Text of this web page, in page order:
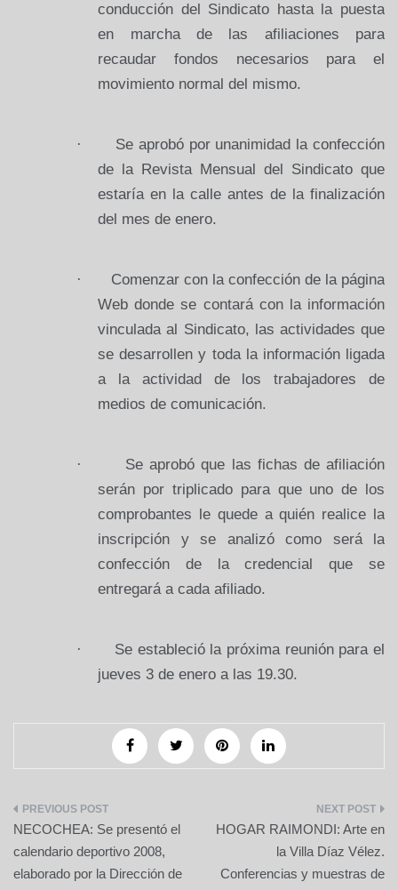
conducción del Sindicato hasta la puesta
en marcha de las afiliaciones para
recaudar fondos necesarios para el
movimiento normal del mismo.
·
Se aprobó por unanimidad la confección
de la RevistaMensual del Sindicato que
estaría en la calle antes de la finalización
del mes de enero.
·
Comenzar con la confección de la página
Web donde se contará con la información
vinculada al Sindicato, las actividades que
se desarrollen y toda la información ligada
a la actividad de los trabajadores de
medios de comunicación.
·
Se aprobó que las fichas de afiliación
serán por triplicado para que uno de los
comprobantes le quede a quién realice la
inscripción y se analizó como será la
confección de la credencial que se
entregará a cada afiliado.
·
Se estableció la próxima reunión para el
jueves 3 de enero a las 19.30.
Navegación
de
NECOCHEA: Se presentó el
calendario deportivo 2008,
elaborado por la Dirección de
HOGAR RAIMONDI: Arte en
la Villa Díaz Vélez.
Conferencias y muestras de